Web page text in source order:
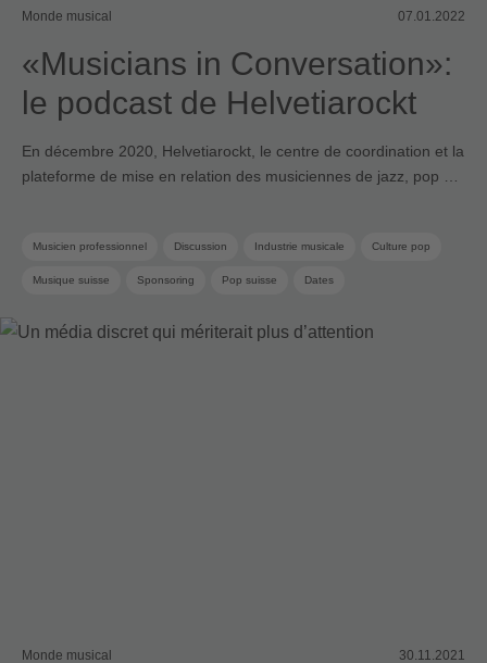
Monde musical 07.01.2022
«Musicians in Conversation»:
le podcast de Helvetiarockt
En décembre 2020, Helvetiarockt, le centre de coordination et la
plateforme de mise en relation des musiciennes de jazz, pop …
Musicien professionnel Discussion Industrie musicale Culture pop
Musique suisse Sponsoring Pop suisse Dates
Monde musical 30.11.2021